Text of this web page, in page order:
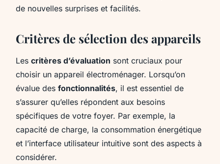
de nouvelles surprises et facilités.
Critères de sélection des appareils
Les critères d’évaluation sont cruciaux pour
choisir un appareil électroménager. Lorsqu’on
évalue des fonctionnalités, il est essentiel de
s’assurer qu’elles répondent aux besoins
spécifiques de votre foyer. Par exemple, la
capacité de charge, la consommation énergétique
et l’interface utilisateur intuitive sont des aspects à
considérer.